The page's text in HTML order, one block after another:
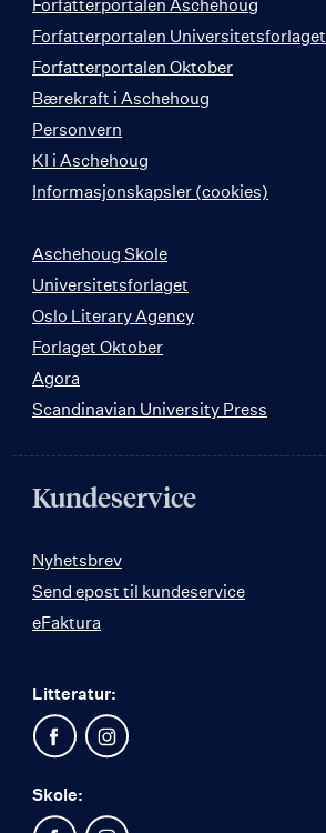
Forfatterportalen Aschehoug
Forfatterportalen Universitetsforlaget
Forfatterportalen Oktober
Bærekraft i Aschehoug
Personvern
KI i Aschehoug
Informasjonskapsler (cookies)
Aschehoug Skole
Universitetsforlaget
Oslo Literary Agency
Forlaget Oktober
Agora
Scandinavian University Press
Kundeservice
Nyhetsbrev
Send epost til kundeservice
eFaktura
Litteratur:
Skole: